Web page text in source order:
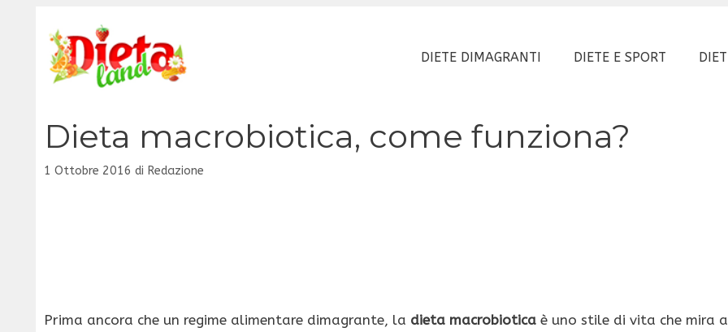
contenuto
DIETE DIMAGRANTI DIETE E SPORT
Dieta macrobiotica, come funziona?
1 Ottobre 2016 di Redazione
Prima ancora che un regime alimentare dimagrante, la dieta macrobiotica è uno stile di vita che mira a